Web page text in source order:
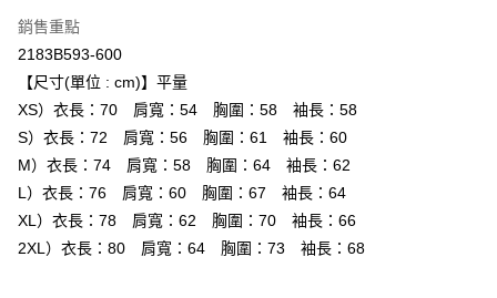
每筆NT$80，滿NT$6,000(含以上)免運費
萊爾富取貨付款
每筆NT$80，滿NT$6,000(含以上)免運費
付款後萊爾富取貨
每筆NT$80，滿NT$6,000(含以上)免運費
銷售重點
2183B593-600
【尺寸(單位 : cm)】平量
XS）衣長：70 肩寬：54 胸圍：58 袖長：58
S）衣長：72 肩寬：56 胸圍：61 袖長：60
M）衣長：74 肩寬：58 胸圍：64 袖長：62
L）衣長：76 肩寬：60 胸圍：67 袖長：64
XL）衣長：78 肩寬：62 胸圍：70 袖長：66
2XL）衣長：80 肩寬：64 胸圍：73 袖長：68